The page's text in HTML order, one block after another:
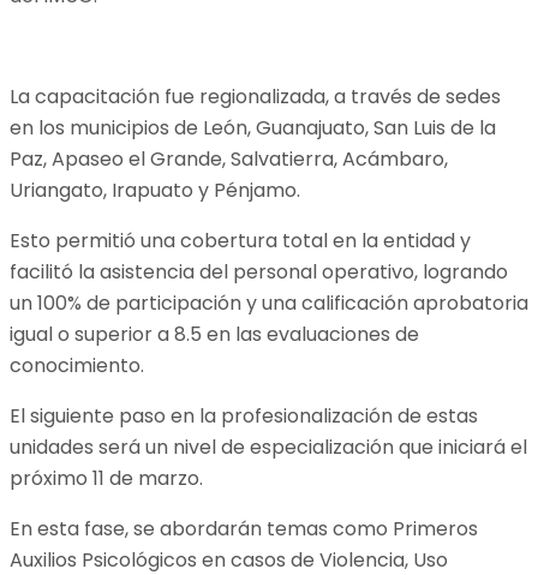
La capacitación fue regionalizada, a través de sedes
en los municipios de León, Guanajuato, San Luis de la
Paz, Apaseo el Grande, Salvatierra, Acámbaro,
Uriangato, Irapuato y Pénjamo.
Esto permitió una cobertura total en la entidad y
facilitó la asistencia del personal operativo, logrando
un 100% de participación y una calificación aprobatoria
igual o superior a 8.5 en las evaluaciones de
conocimiento.
El siguiente paso en la profesionalización de estas
unidades será un nivel de especialización que iniciará el
próximo 11 de marzo.
En esta fase, se abordarán temas como Primeros
Auxilios Psicológicos en casos de Violencia, Uso